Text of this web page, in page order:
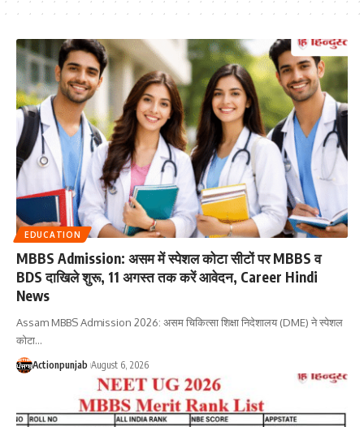
EDUCATION
MBBS Admission: असम में स्पेशल कोटा सीटों पर MBBS व
BDS दाखिले शुरू, 11 अगस्त तक करें आवेदन, Career Hindi
News
Assam MBBS Admission 2026: असम चिकित्सा शिक्षा निदेशालय (DME) ने स्पेशल
कोटा…
Actionpunjab August 6, 2026